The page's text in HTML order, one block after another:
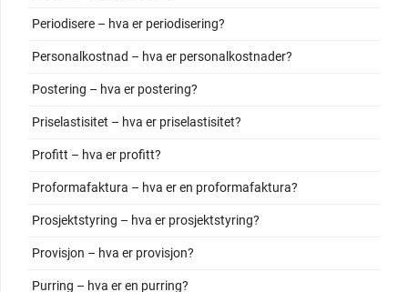
Periodisere – hva er periodisering?
Personalkostnad – hva er personalkostnader?
Postering – hva er postering?
Priselastisitet – hva er priselastisitet?
Profitt – hva er profitt?
Proformafaktura – hva er en proformafaktura?
Prosjektstyring – hva er prosjektstyring?
Provisjon – hva er provisjon?
Purring – hva er en purring?